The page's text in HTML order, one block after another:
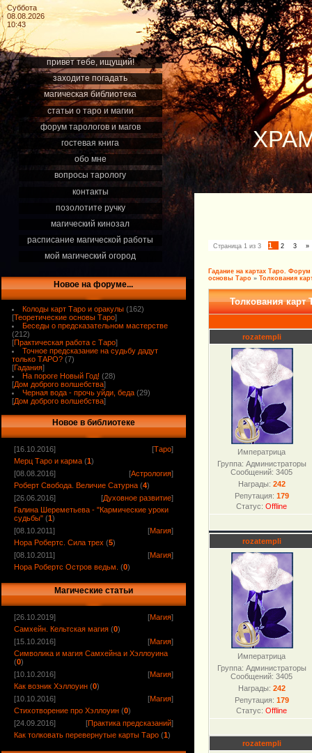
Суббота
08.08.2026
10:43
привет тебе, ищущий!
заходите погадать
магическая библиотека
статьи о таро и магии
форум тарологов и магов
гостевая книга
обо мне
вопросы тарологу
контакты
позолотите ручку
магический кинозал
расписание магической работы
мой магический огород
Новое на форуме...
Колоды карт Таро и оракулы (162)
[Теоретические основы Таро]
Беседы о предсказательном мастерстве
(212)
[Практическая работа с Таро]
Точное предсказание на судьбу дадут
только ТАРО? (7)
[Гадания]
На пороге Новый Год! (28)
[Дом доброго волшебства]
Черная вода - прочь уйди, беда (29)
[Дом доброго волшебства]
Новое в библиотеке
[16.10.2016] [Таро]
Мерц Таро и карма (1)
[08.08.2016]
[Астрология]
Роберт Свобода. Величие Сатурна (4)
[26.06.2016]
[Духовное развитие]
Галина Шереметьева - "Кармические уроки
судьбы" (1)
[08.10.2011]
[Магия]
Нора Робертс. Сила трех (5)
[08.10.2011]
[Магия]
Нора Робертс Остров ведьм. (0)
Магические статьи
[26.10.2019] [Магия]
Самхейн. Кельтская магия (0)
[15.10.2016]
[Магия]
Символика и магия Самхейна и Хэллоуина
(0)
[10.10.2016]
[Магия]
Как возник Хэллоуин (0)
[10.10.2016]
[Магия]
Стихотворение про Хэллоуин (0)
[24.09.2016]
[Практика предсказаний]
Как толковать перевернутые карты Таро (1)
Страница 1 из 3 1 2 3 »
Гадание на картах Таро.
основы Таро » Толкования
Толкования карт
rozatempli
Императрица
Группа: Администраторы
Сообщений:3405
Награды: 242
Репутация: 179
Статус:Offline
rozatempli
Императрица
Группа: Администраторы
Сообщений:3405
Награды: 242
Репутация: 179
Статус:Offline
rozatempli